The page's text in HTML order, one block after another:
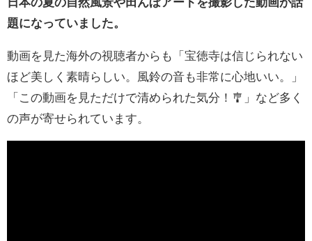
題になっていました。
動画を見た海外の視聴者からも「宝徳寺は信じられない
ほど美しく素晴らしい。風鈴の音も非常に心地いい。」
「この動画を見ただけで清められた気分！🎐」など多く
の声が寄せられています。